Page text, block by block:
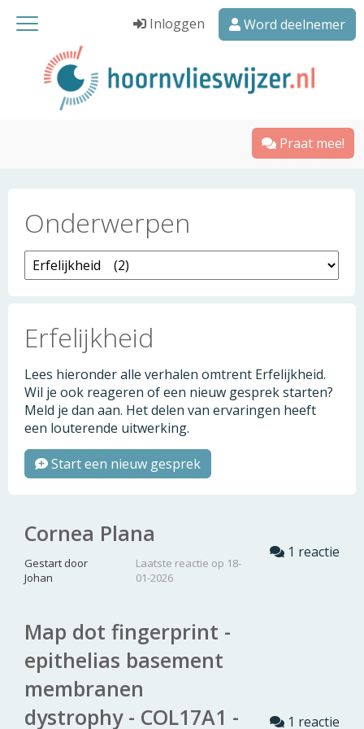
Inloggen Word deelnemer
Praat mee!
Onderwerpen
Erfelijkheid
Lees hieronder alle verhalen omtrent Erfelijkheid.
Wil je ook reageren of een nieuw gesprek starten?
Meld je dan aan. Het delen van ervaringen heeft
een louterende uitwerking.
Start een nieuw gesprek
Cornea Plana
Gestart door
Johan
Laatste reactie op 18-
01-2026
1 reactie
Map dot fingerprint -
epithelias basement
membranen
dystrophy - COL17A1 -
1 reactie